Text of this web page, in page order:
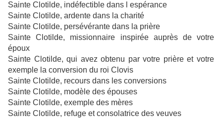
Sainte Clotilde, indéfectible dans l espérance
Sainte Clotilde, ardente dans la charité
Sainte Clotilde, persévérante dans la prière
Sainte Clotilde, missionnaire inspirée auprès de votre
époux
Sainte Clotilde, qui avez obtenu par votre prière et votre
exemple la conversion du roi Clovis
Sainte Clotilde, recours dans les conversions
Sainte Clotilde, modèle des épouses
Sainte Clotilde, exemple des mères
Sainte Clotilde, refuge et consolatrice des veuves